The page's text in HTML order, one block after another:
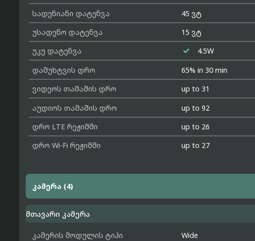
სადენიანი დატენვა
45 ვტ
უსადენო დატენვა
15 ვტ
უკუ დატენვა

4.5W
დამუხტვის დრო
65% in 30 min
ვიდეოს თამაშის დრო
up to 31
აუდიოს თამაშის დრო
up to 92
დრო LTE რეჟიმში
up to 26
დრო Wi-Fi რეჟიმში
up to 27
კამერა (4)
მთავარი კამერა
კამერის მოდულის ტიპი
Wide